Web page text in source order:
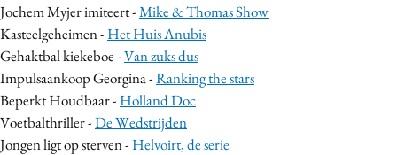
Martech
Media
Merkstrategie
Programmatic
Purpose Marketing
Jochem Myjer imiteert -Mike & Thomas Show
Kasteelgeheimen -Het Huis Anubis
Gehaktbal kiekeboe -Van zuks dus
Impulsaankoop Georgina -Ranking the stars
Beperkt Houdbaar -Holland Doc
Voetbalthriller -De Wedstrijden
Jongen ligt op sterven -Helvoirt, de serie